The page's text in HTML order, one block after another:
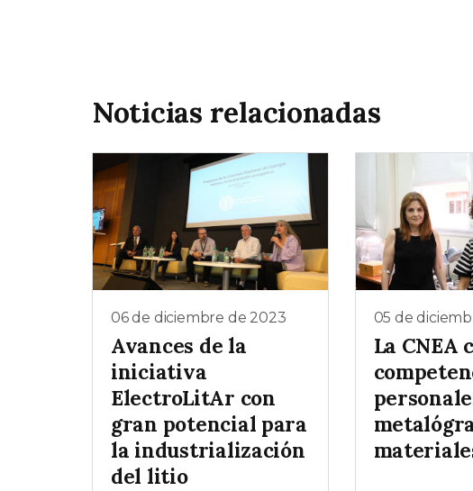
Noticias relacionadas
06 de diciembre de 2023
Avances de la
iniciativa
ElectroLitAr con
gran potencial para
la industrialización
del litio
05 de
La